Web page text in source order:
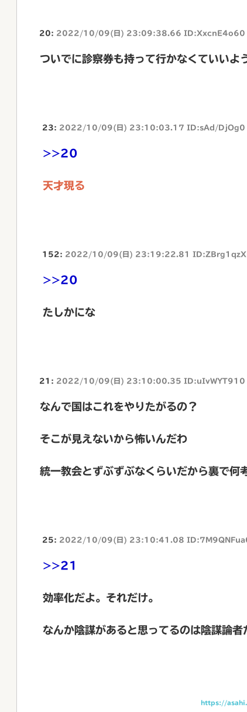
20: 2022/10/09(日) 23:09:38.66 ID:XxcnE4o60
ついでに診察券も持って行かなくていいよ
23: 2022/10/09(日) 23:10:03.17 ID:sAd/DjOg0
>>20
天才現る
152: 2022/10/09(日) 23:19:22.81
>>20
たしかにな
21: 2022/10/09(日) 23:10:00.35 ID:uIvWYT910
なんで国はこれをやりたがるの？
そこが見えないから怖いんだわ
統一教会とずぶずぶなくらいだから裏で何
25: 2022/10/09(日) 23:10:41.08
>>21
効率化だよ。それだけ。
なんか陰謀があると思ってるのは陰謀論者
https://